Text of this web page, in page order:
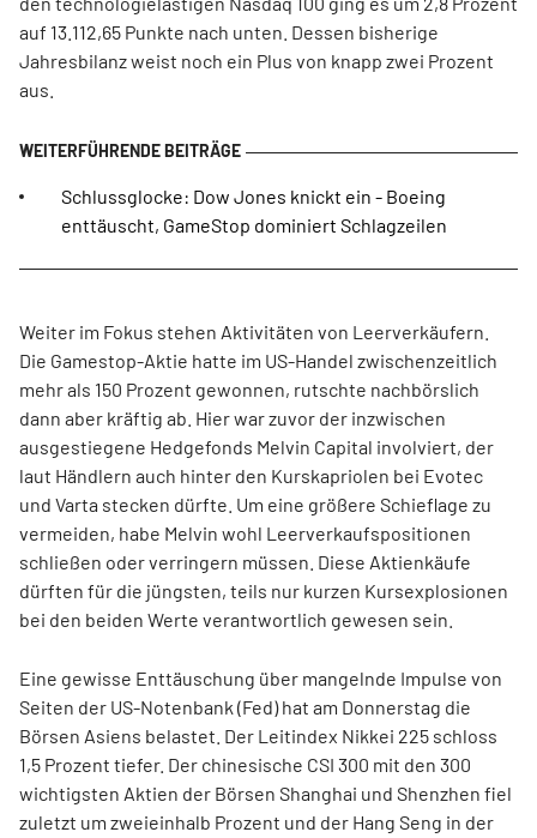
auf 13.112,65 Punkte nach unten. Dessen bisherige
Jahresbilanz weist noch ein Plus von knapp zwei Prozent
aus.
Schlussglocke: Dow Jones knickt ein - Boeing
enttäuscht, GameStop dominiert Schlagzeilen
Weiter im Fokus stehen Aktivitäten von Leerverkäufern.
Die Gamestop-Aktie hatte im US-Handel zwischenzeitlich
mehr als 150 Prozent gewonnen, rutschte nachbörslich
dann aber kräftig ab. Hier war zuvor der inzwischen
ausgestiegene Hedgefonds Melvin Capital involviert, der
laut Händlern auch hinter den Kurskapriolen bei Evotec
und Varta stecken dürfte. Um eine größere Schieflage zu
vermeiden, habe Melvin wohl Leerverkaufspositionen
schließen oder verringern müssen. Diese Aktienkäufe
dürften für die jüngsten, teils nur kurzen Kursexplosionen
bei den beiden Werte verantwortlich gewesen sein.
Eine gewisse Enttäuschung über mangelnde Impulse von
Seiten der US-Notenbank (Fed) hat am Donnerstag die
Börsen Asiens belastet. Der Leitindex Nikkei 225 schloss
1,5 Prozent tiefer. Der chinesische CSI 300 mit den 300
wichtigsten Aktien der Börsen Shanghai und Shenzhen fiel
zuletzt um zweieinhalb Prozent und der Hang Seng in der